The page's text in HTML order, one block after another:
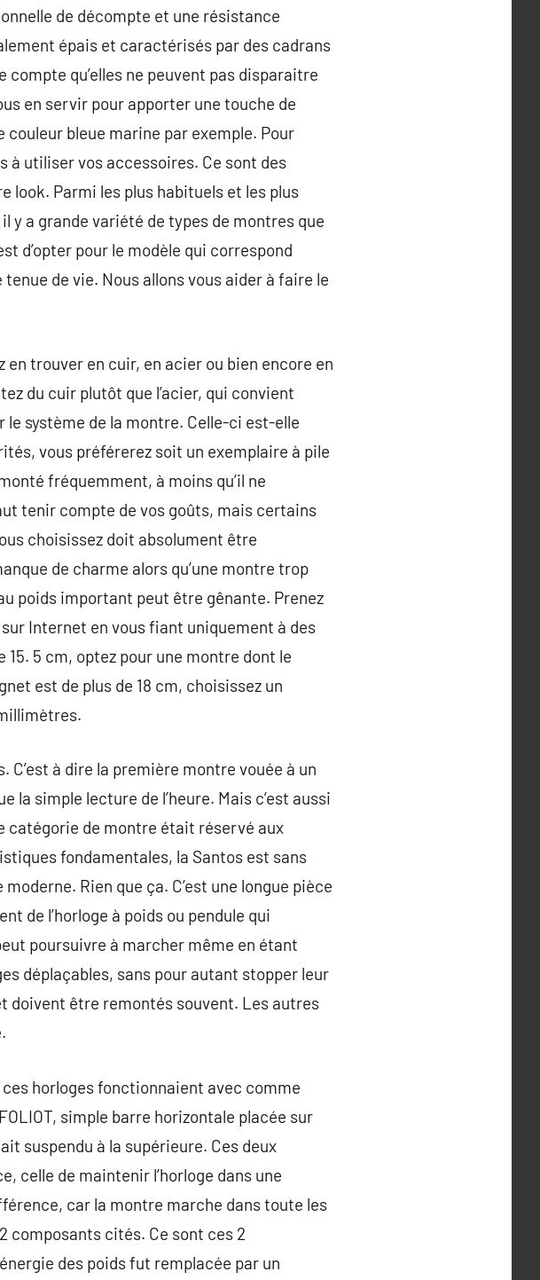
de décompte et une résistance
épais et caractérisés par des cadrans
qu’elles ne peuvent pas disparaitre
en servir pour apporter une touche de
bleue marine par exemple. Pour
à utiliser vos accessoires. Ce sont des
look. Parmi les plus habituels et les plus
y a grande variété de types de montres que
d’opter pour le modèle qui correspond
de vie. Nous allons vous aider à faire le
en trouver en cuir, en acier ou bien encore en
du cuir plutôt que l’acier, qui convient
le système de la montre. Celle-ci est-elle
vous préférerez soit un exemplaire à pile
fréquemment, à moins qu’il ne
tenir compte de vos goûts, mais certains
choisissez doit absolument être
de charme alors qu’une montre trop
poids important peut être gênante. Prenez
Internet en vous fiant uniquement à des
5 cm, optez pour une montre dont le
est de plus de 18 cm, choisissez un
à dire la première montre vouée à un
simple lecture de l’heure. Mais c’est aussi
catégorie de montre était réservé aux
fondamentales, la Santos est sans
Rien que ça. C’est une longue pièce
de l’horloge à poids ou pendule qui
poursuivre à marcher même en étant
déplaçables, sans pour autant stopper leur
doivent être remontés souvent. Les autres
horloges fonctionnaient avec comme
simple barre horizontale placée sur
suspendu à la supérieure. Ces deux
celle de maintenir l’horloge dans une
car la montre marche dans toute les
composants cités. Ce sont ces 2
des poids fut remplacée par un